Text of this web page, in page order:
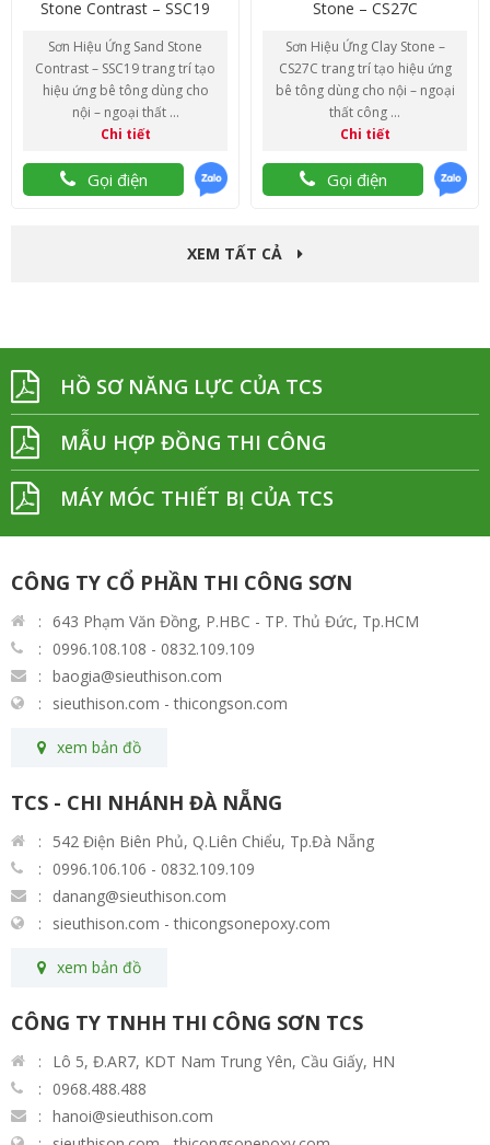
Stone Contrast – SSC19
Sơn Hiệu Ứng Sand Stone
Contrast – SSC19 trang trí tạo
hiệu ứng bê tông dùng cho
nội – ngoại thất ...
Chi tiết
Gọi điện
Stone – CS27C
Sơn Hiệu Ứng Clay Stone –
CS27C trang trí tạo hiệu ứng
bê tông dùng cho nội – ngoại
thất công ...
Chi tiết
Gọi điện
XEM TẤT CẢ
HỒ SƠ NĂNG LỰC CỦA TCS
MẪU HỢP ĐỒNG THI CÔNG
MÁY MÓC THIẾT BỊ CỦA TCS
CÔNG TY CỔ PHẦN THI CÔNG SƠN
643 Phạm Văn Đồng, P.HBC - TP. Thủ Đức, Tp.HCM
0996.108.108 - 0832.109.109
baogia@sieuthison.com
sieuthison.com - thicongson.com
xem bản đồ
TCS - CHI NHÁNH ĐÀ NẴNG
542 Điện Biên Phủ, Q.Liên Chiểu, Tp.Đà Nẵng
0996.106.106 - 0832.109.109
danang@sieuthison.com
sieuthison.com - thicongsonepoxy.com
xem bản đồ
CÔNG TY TNHH THI CÔNG SƠN TCS
Lô 5, Đ.AR7, KDT Nam Trung Yên, Cầu Giấy, HN
0968.488.488
hanoi@sieuthison.com